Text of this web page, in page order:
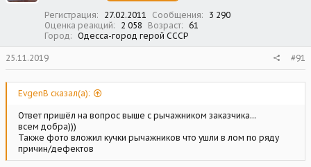
Регистрация 27.02.2011 Сообщения
3 290
Оценка реакций
2 058 Возраст
61
Город
Одесса-город герой СССР
25.11.2019 #91
EvgenB сказал(а):
Ответ пришёл на вопрос выше с рычажником заказчика...
всем добра)))
Также фото вложил кучки рычажников что ушли в лом по ряду
причин/дефектов